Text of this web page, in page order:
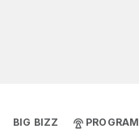
BIG BIZZ PROGRAM